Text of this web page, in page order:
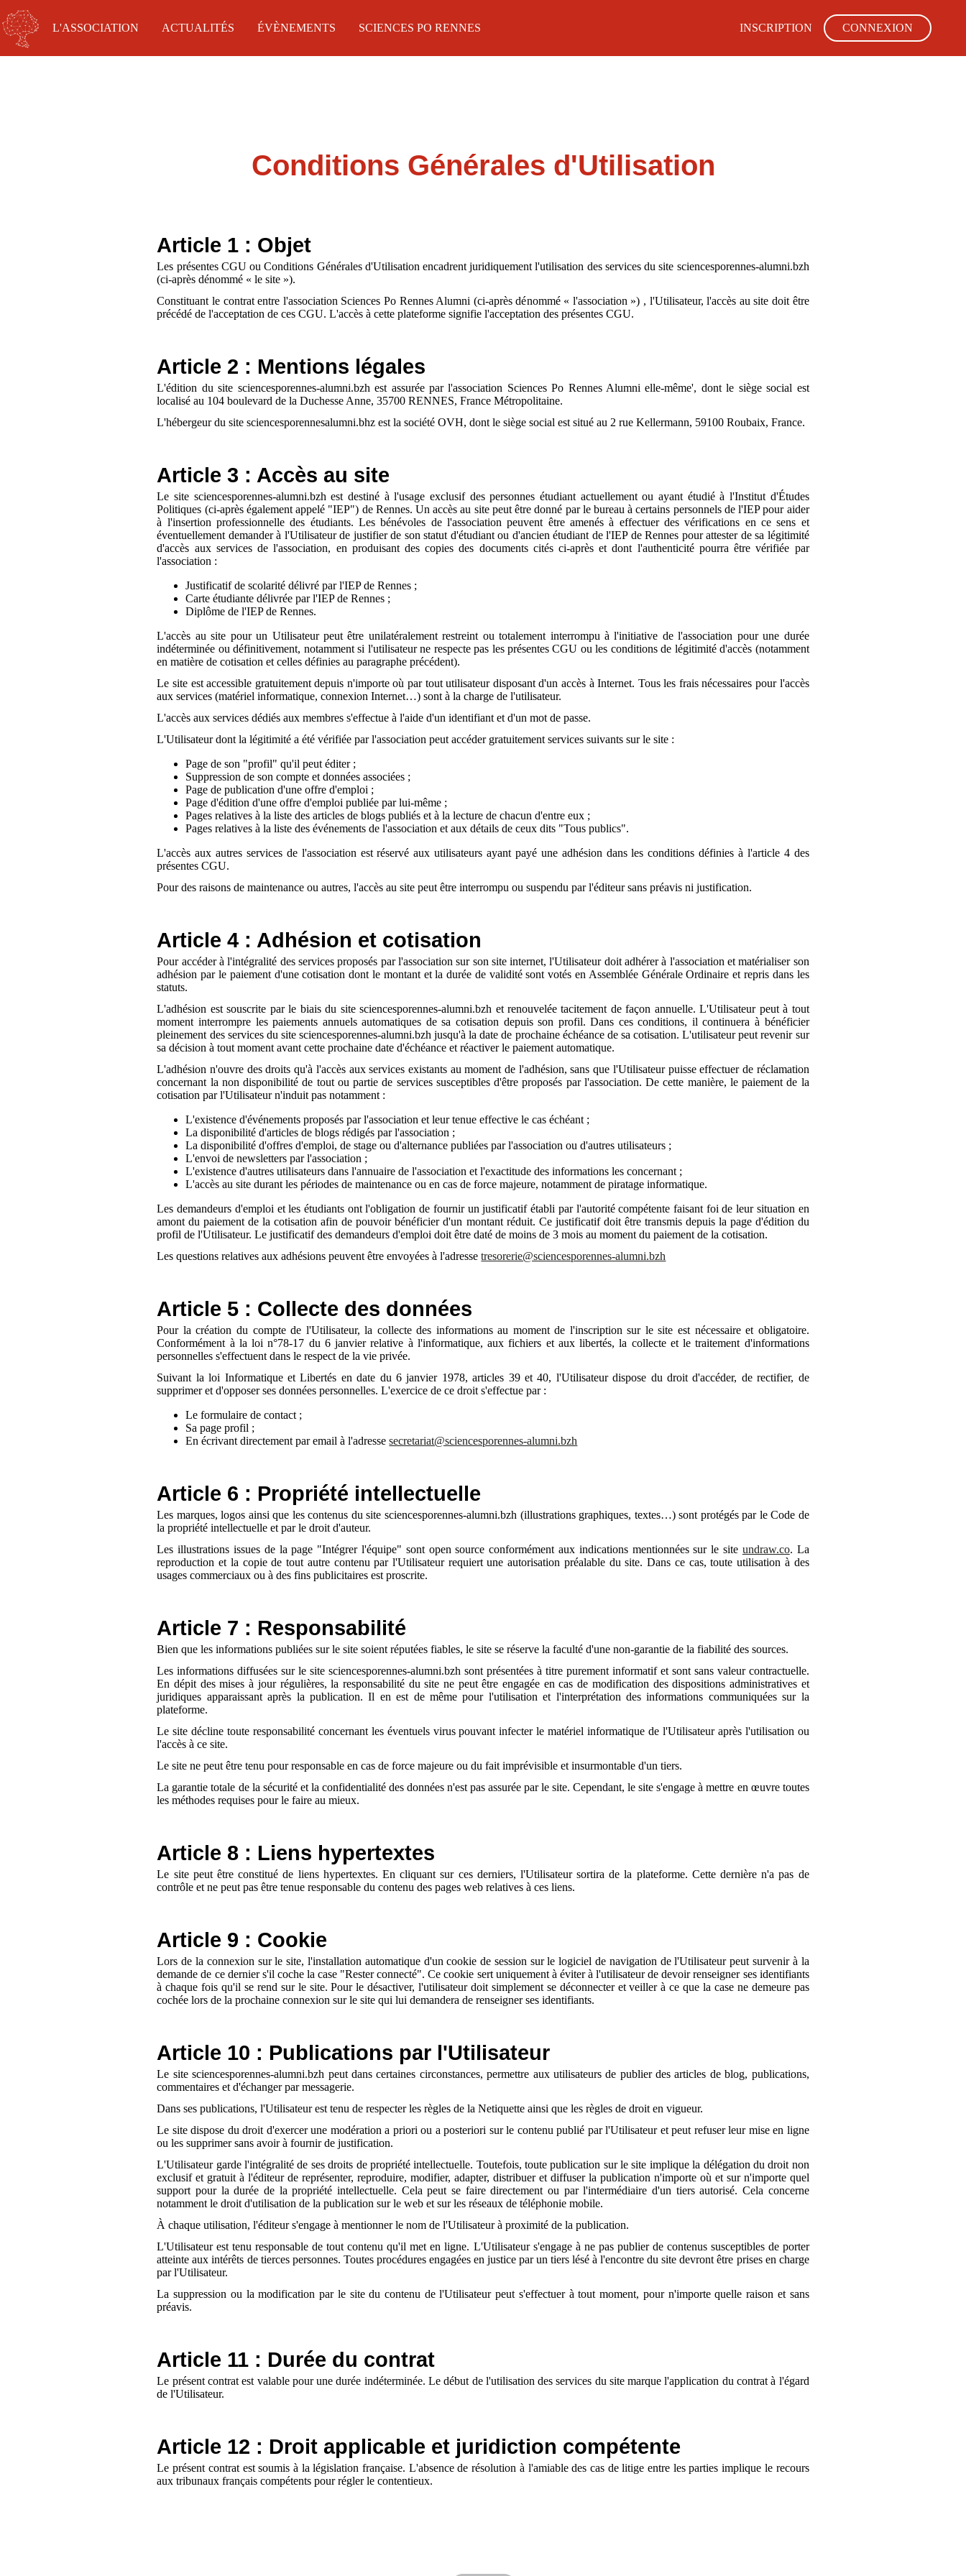
L'ASSOCIATION ACTUALITÉS ÉVÈNEMENTS SCIENCES PO RENNES INSCRIPTION CONNEXION
Conditions Générales d'Utilisation
Article 1 : Objet
Les présentes CGU ou Conditions Générales d'Utilisation encadrent juridiquement l'utilisation des services du site sciencesporennes-alumni.bzh
(ci-après dénommé « le site »).
Constituant le contrat entre l'association Sciences Po Rennes Alumni (ci-après dénommé « l'association ») , l'Utilisateur, l'accès au site doit être
précédé de l'acceptation de ces CGU. L'accès à cette plateforme signifie l'acceptation des présentes CGU.
Article 2 : Mentions légales
L'édition du site sciencesporennes-alumni.bzh est assurée par l'association Sciences Po Rennes Alumni elle-même', dont le siège social est
localisé au 104 boulevard de la Duchesse Anne, 35700 RENNES, France Métropolitaine.
L'hébergeur du site sciencesporennesalumni.bhz est la société OVH, dont le siège social est situé au 2 rue Kellermann, 59100 Roubaix, France.
Article 3 : Accès au site
Le site sciencesporennes-alumni.bzh est destiné à l'usage exclusif des personnes étudiant actuellement ou ayant étudié à l'Institut d'Études
Politiques (ci-après également appelé "IEP") de Rennes. Un accès au site peut être donné par le bureau à certains personnels de l'IEP pour aider
à l'insertion professionnelle des étudiants. Les bénévoles de l'association peuvent être amenés à effectuer des vérifications en ce sens et
éventuellement demander à l'Utilisateur de justifier de son statut d'étudiant ou d'ancien étudiant de l'IEP de Rennes pour attester de sa légitimité
d'accès aux services de l'association, en produisant des copies des documents cités ci-après et dont l'authenticité pourra être vérifiée par
l'association :
Justificatif de scolarité délivré par l'IEP de Rennes ;
Carte étudiante délivrée par l'IEP de Rennes ;
Diplôme de l'IEP de Rennes.
L'accès au site pour un Utilisateur peut être unilatéralement restreint ou totalement interrompu à l'initiative de l'association pour une durée
indéterminée ou définitivement, notamment si l'utilisateur ne respecte pas les présentes CGU ou les conditions de légitimité d'accès (notamment
en matière de cotisation et celles définies au paragraphe précédent).
Le site est accessible gratuitement depuis n'importe où par tout utilisateur disposant d'un accès à Internet. Tous les frais nécessaires pour l'accès
aux services (matériel informatique, connexion Internet…) sont à la charge de l'utilisateur.
L'accès aux services dédiés aux membres s'effectue à l'aide d'un identifiant et d'un mot de passe.
L'Utilisateur dont la légitimité a été vérifiée par l'association peut accéder gratuitement services suivants sur le site :
Page de son "profil" qu'il peut éditer ;
Suppression de son compte et données associées ;
Page de publication d'une offre d'emploi ;
Page d'édition d'une offre d'emploi publiée par lui-même ;
Pages relatives à la liste des articles de blogs publiés et à la lecture de chacun d'entre eux ;
Pages relatives à la liste des événements de l'association et aux détails de ceux dits "Tous publics".
L'accès aux autres services de l'association est réservé aux utilisateurs ayant payé une adhésion dans les conditions définies à l'article 4 des
présentes CGU.
Pour des raisons de maintenance ou autres, l'accès au site peut être interrompu ou suspendu par l'éditeur sans préavis ni justification.
Article 4 : Adhésion et cotisation
Pour accéder à l'intégralité des services proposés par l'association sur son site internet, l'Utilisateur doit adhérer à l'association et matérialiser son
adhésion par le paiement d'une cotisation dont le montant et la durée de validité sont votés en Assemblée Générale Ordinaire et repris dans les
statuts.
L'adhésion est souscrite par le biais du site sciencesporennes-alumni.bzh et renouvelée tacitement de façon annuelle. L'Utilisateur peut à tout
moment interrompre les paiements annuels automatiques de sa cotisation depuis son profil. Dans ces conditions, il continuera à bénéficier
pleinement des services du site sciencesporennes-alumni.bzh jusqu'à la date de prochaine échéance de sa cotisation. L'utilisateur peut revenir sur
sa décision à tout moment avant cette prochaine date d'échéance et réactiver le paiement automatique.
L'adhésion n'ouvre des droits qu'à l'accès aux services existants au moment de l'adhésion, sans que l'Utilisateur puisse effectuer de réclamation
concernant la non disponibilité de tout ou partie de services susceptibles d'être proposés par l'association. De cette manière, le paiement de la
cotisation par l'Utilisateur n'induit pas notamment :
L'existence d'événements proposés par l'association et leur tenue effective le cas échéant ;
La disponibilité d'articles de blogs rédigés par l'association ;
La disponibilité d'offres d'emploi, de stage ou d'alternance publiées par l'association ou d'autres utilisateurs ;
L'envoi de newsletters par l'association ;
L'existence d'autres utilisateurs dans l'annuaire de l'association et l'exactitude des informations les concernant ;
L'accès au site durant les périodes de maintenance ou en cas de force majeure, notamment de piratage informatique.
Les demandeurs d'emploi et les étudiants ont l'obligation de fournir un justificatif établi par l'autorité compétente faisant foi de leur situation en
amont du paiement de la cotisation afin de pouvoir bénéficier d'un montant réduit. Ce justificatif doit être transmis depuis la page d'édition du
profil de l'Utilisateur. Le justificatif des demandeurs d'emploi doit être daté de moins de 3 mois au moment du paiement de la cotisation.
Les questions relatives aux adhésions peuvent être envoyées à l'adressetresorerie@sciencesporennes-alumni.bzh
Article 5 : Collecte des données
Pour la création du compte de l'Utilisateur, la collecte des informations au moment de l'inscription sur le site est nécessaire et obligatoire.
Conformément à la loi n°78-17 du 6 janvier relative à l'informatique, aux fichiers et aux libertés, la collecte et le traitement d'informations
personnelles s'effectuent dans le respect de la vie privée.
Suivant la loi Informatique et Libertés en date du 6 janvier 1978, articles 39 et 40, l'Utilisateur dispose du droit d'accéder, de rectifier, de
supprimer et d'opposer ses données personnelles. L'exercice de ce droit s'effectue par :
Le formulaire de contact ;
Sa page profil ;
En écrivant directement par email à l'adressesecretariat@sciencesporennes-alumni.bzh
Article 6 : Propriété intellectuelle
Les marques, logos ainsi que les contenus du site sciencesporennes-alumni.bzh (illustrations graphiques, textes…) sont protégés par le Code de
la propriété intellectuelle et par le droit d'auteur.
Les illustrations issues de la page "Intégrer l'équipe" sont open source conformément aux indications mentionnées sur le site undraw.co. La
reproduction et la copie de tout autre contenu par l'Utilisateur requiert une autorisation préalable du site. Dans ce cas, toute utilisation à des
usages commerciaux ou à des fins publicitaires est proscrite.
Article 7 : Responsabilité
Bien que les informations publiées sur le site soient réputées fiables, le site se réserve la faculté d'une non-garantie de la fiabilité des sources.
Les informations diffusées sur le site sciencesporennes-alumni.bzh sont présentées à titre purement informatif et sont sans valeur contractuelle.
En dépit des mises à jour régulières, la responsabilité du site ne peut être engagée en cas de modification des dispositions administratives et
juridiques apparaissant après la publication. Il en est de même pour l'utilisation et l'interprétation des informations communiquées sur la
plateforme.
Le site décline toute responsabilité concernant les éventuels virus pouvant infecter le matériel informatique de l'Utilisateur après l'utilisation ou
l'accès à ce site.
Le site ne peut être tenu pour responsable en cas de force majeure ou du fait imprévisible et insurmontable d'un tiers.
La garantie totale de la sécurité et la confidentialité des données n'est pas assurée par le site. Cependant, le site s'engage à mettre en œuvre toutes
les méthodes requises pour le faire au mieux.
Article 8 : Liens hypertextes
Le site peut être constitué de liens hypertextes. En cliquant sur ces derniers, l'Utilisateur sortira de la plateforme. Cette dernière n'a pas de
contrôle et ne peut pas être tenue responsable du contenu des pages web relatives à ces liens.
Article 9 : Cookie
Lors de la connexion sur le site, l'installation automatique d'un cookie de session sur le logiciel de navigation de l'Utilisateur peut survenir à la
demande de ce dernier s'il coche la case "Rester connecté". Ce cookie sert uniquement à éviter à l'utilisateur de devoir renseigner ses identifiants
à chaque fois qu'il se rend sur le site. Pour le désactiver, l'utilisateur doit simplement se déconnecter et veiller à ce que la case ne demeure pas
cochée lors de la prochaine connexion sur le site qui lui demandera de renseigner ses identifiants.
Article 10 : Publications par l'Utilisateur
Le site sciencesporennes-alumni.bzh peut dans certaines circonstances, permettre aux utilisateurs de publier des articles de blog, publications,
commentaires et d'échanger par messagerie.
Dans ses publications, l'Utilisateur est tenu de respecter les règles de la Netiquette ainsi que les règles de droit en vigueur.
Le site dispose du droit d'exercer une modération a priori ou a posteriori sur le contenu publié par l'Utilisateur et peut refuser leur mise en ligne
ou les supprimer sans avoir à fournir de justification.
L'Utilisateur garde l'intégralité de ses droits de propriété intellectuelle. Toutefois, toute publication sur le site implique la délégation du droit non
exclusif et gratuit à l'éditeur de représenter, reproduire, modifier, adapter, distribuer et diffuser la publication n'importe où et sur n'importe quel
support pour la durée de la propriété intellectuelle. Cela peut se faire directement ou par l'intermédiaire d'un tiers autorisé. Cela concerne
notamment le droit d'utilisation de la publication sur le web et sur les réseaux de téléphonie mobile.
À chaque utilisation, l'éditeur s'engage à mentionner le nom de l'Utilisateur à proximité de la publication.
L'Utilisateur est tenu responsable de tout contenu qu'il met en ligne. L'Utilisateur s'engage à ne pas publier de contenus susceptibles de porter
atteinte aux intérêts de tierces personnes. Toutes procédures engagées en justice par un tiers lésé à l'encontre du site devront être prises en charge
par l'Utilisateur.
La suppression ou la modification par le site du contenu de l'Utilisateur peut s'effectuer à tout moment, pour n'importe quelle raison et sans
préavis.
Article 11 : Durée du contrat
Le présent contrat est valable pour une durée indéterminée. Le début de l'utilisation des services du site marque l'application du contrat à l'égard
de l'Utilisateur.
Article 12 : Droit applicable et juridiction compétente
Le présent contrat est soumis à la législation française. L'absence de résolution à l'amiable des cas de litige entre les parties implique le recours
aux tribunaux français compétents pour régler le contentieux.